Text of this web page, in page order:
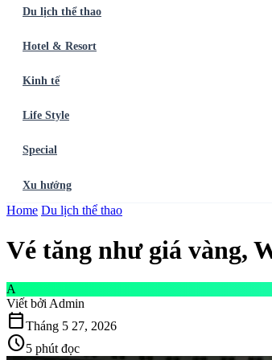
Du lịch thể thao
Hotel & Resort
Kinh tế
Life Style
Special
Xu hướng
Trang chủẨm thựcBalo du lịch
Home Du lịch thể thao
Vé tăng như giá vàng,
A
Viết bởi Admin
calendar_todayTháng 5 27, 2026
schedule5 phút đọc